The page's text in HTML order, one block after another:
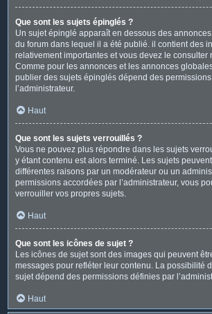
Que sont les sujets épinglés ?
Un sujet épinglé apparaît en dessous des
du forum dans lequel il a été publié. il contient des
relativement importantes et vous devez le consulter
Comme pour les annonces et les annonces
publier des sujets épinglés dépend des
l’administrateur.
Haut
Que sont les sujets verrouillés ?
Vous ne pouvez plus répondre dans les sujets
y étant contenu est alors terminé. Les sujets
différentes raisons par un modérateur ou un
permissions accordées par l’administrateur, vous
verrouiller vos propres sujets.
Haut
Que sont les icônes de sujet ?
Les icônes de sujet sont des images qui peuvent
messages pour refléter leur contenu. La possibilité
sujet dépend des permissions définies par
Haut